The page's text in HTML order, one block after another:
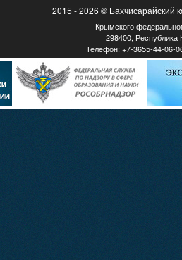
2015 - 2026 © Бахчисарайский
Крымского
298400, Республика
Телефон: +7-3655-44-06-